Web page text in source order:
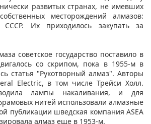
развитых странах, не имевших
месторождений алмазов:
Их приходилось закупать за
советское государство поставило в
со скрипом, пока в 1955-м в
статья "Рукотворный алмаз". Авторы
Electric, в том числе Трейси Холл.
лампы накаливания, и для
нитей использовали алмазные
публикации шведская компания ASEA
алмаз еще в 1953-м.